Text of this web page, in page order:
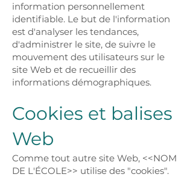
information personnellement
identifiable. Le but de l'information
est d'analyser les tendances,
d'administrer le site, de suivre le
mouvement des utilisateurs sur le
site Web et de recueillir des
informations démographiques.
Cookies et balises
Web
Comme tout autre site Web, <<NOM
DE L'ÉCOLE>> utilise des "cookies".